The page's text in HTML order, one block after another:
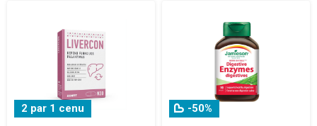
2 par 1 cenu -50%